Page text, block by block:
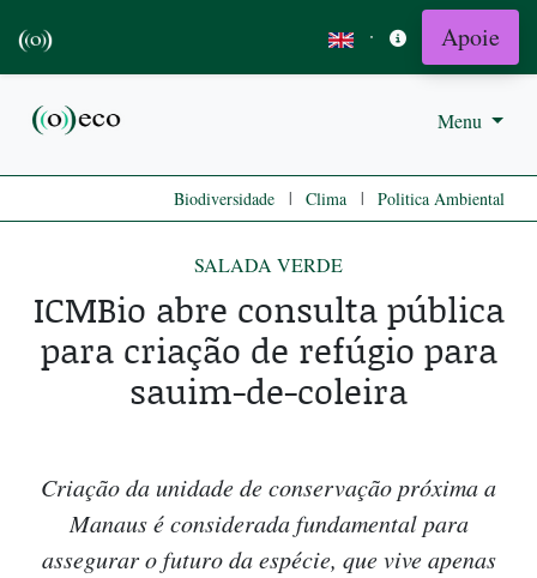
· Apoie
Menu
Biodiversidade | Clima | Politica Ambiental
SALADA VERDE
ICMBio abre consulta pública
para criação de refúgio para
sauim-de-coleira
Criação da unidade de conservação próxima a
Manaus é considerada fundamental para
assegurar o futuro da espécie, que vive apenas